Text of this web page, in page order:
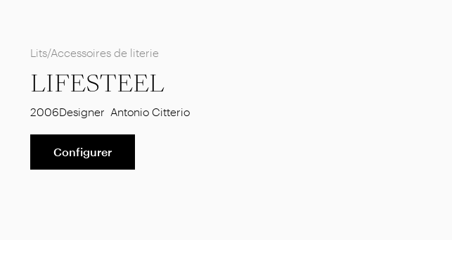
Lits/Accessoires de literie
LIFESTEEL
2006Designer Antonio Citterio
Configurer